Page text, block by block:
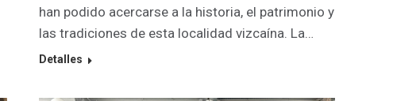
han podido acercarse a la historia, el patrimonio y
las tradiciones de esta localidad vizcaína. La…
Detalles